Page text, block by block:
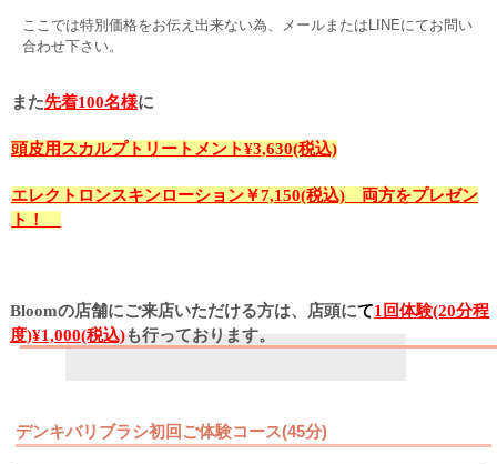
ここでは特別価格をお伝え出来ない為、メールまたはLINEにてお問い
合わせ下さい。
また先着100名様に
頭皮用スカルプトリートメント¥3,630(税込)
エレクトロンスキンローション￥7,150(税込) 両方をプレゼン
ト！
Bloomの店舗にご来店いただける方は、店頭にて1回体験(20分程
度)¥1,000(税込)も行っております。
デンキバリブラシ初回ご体験コース(45分)